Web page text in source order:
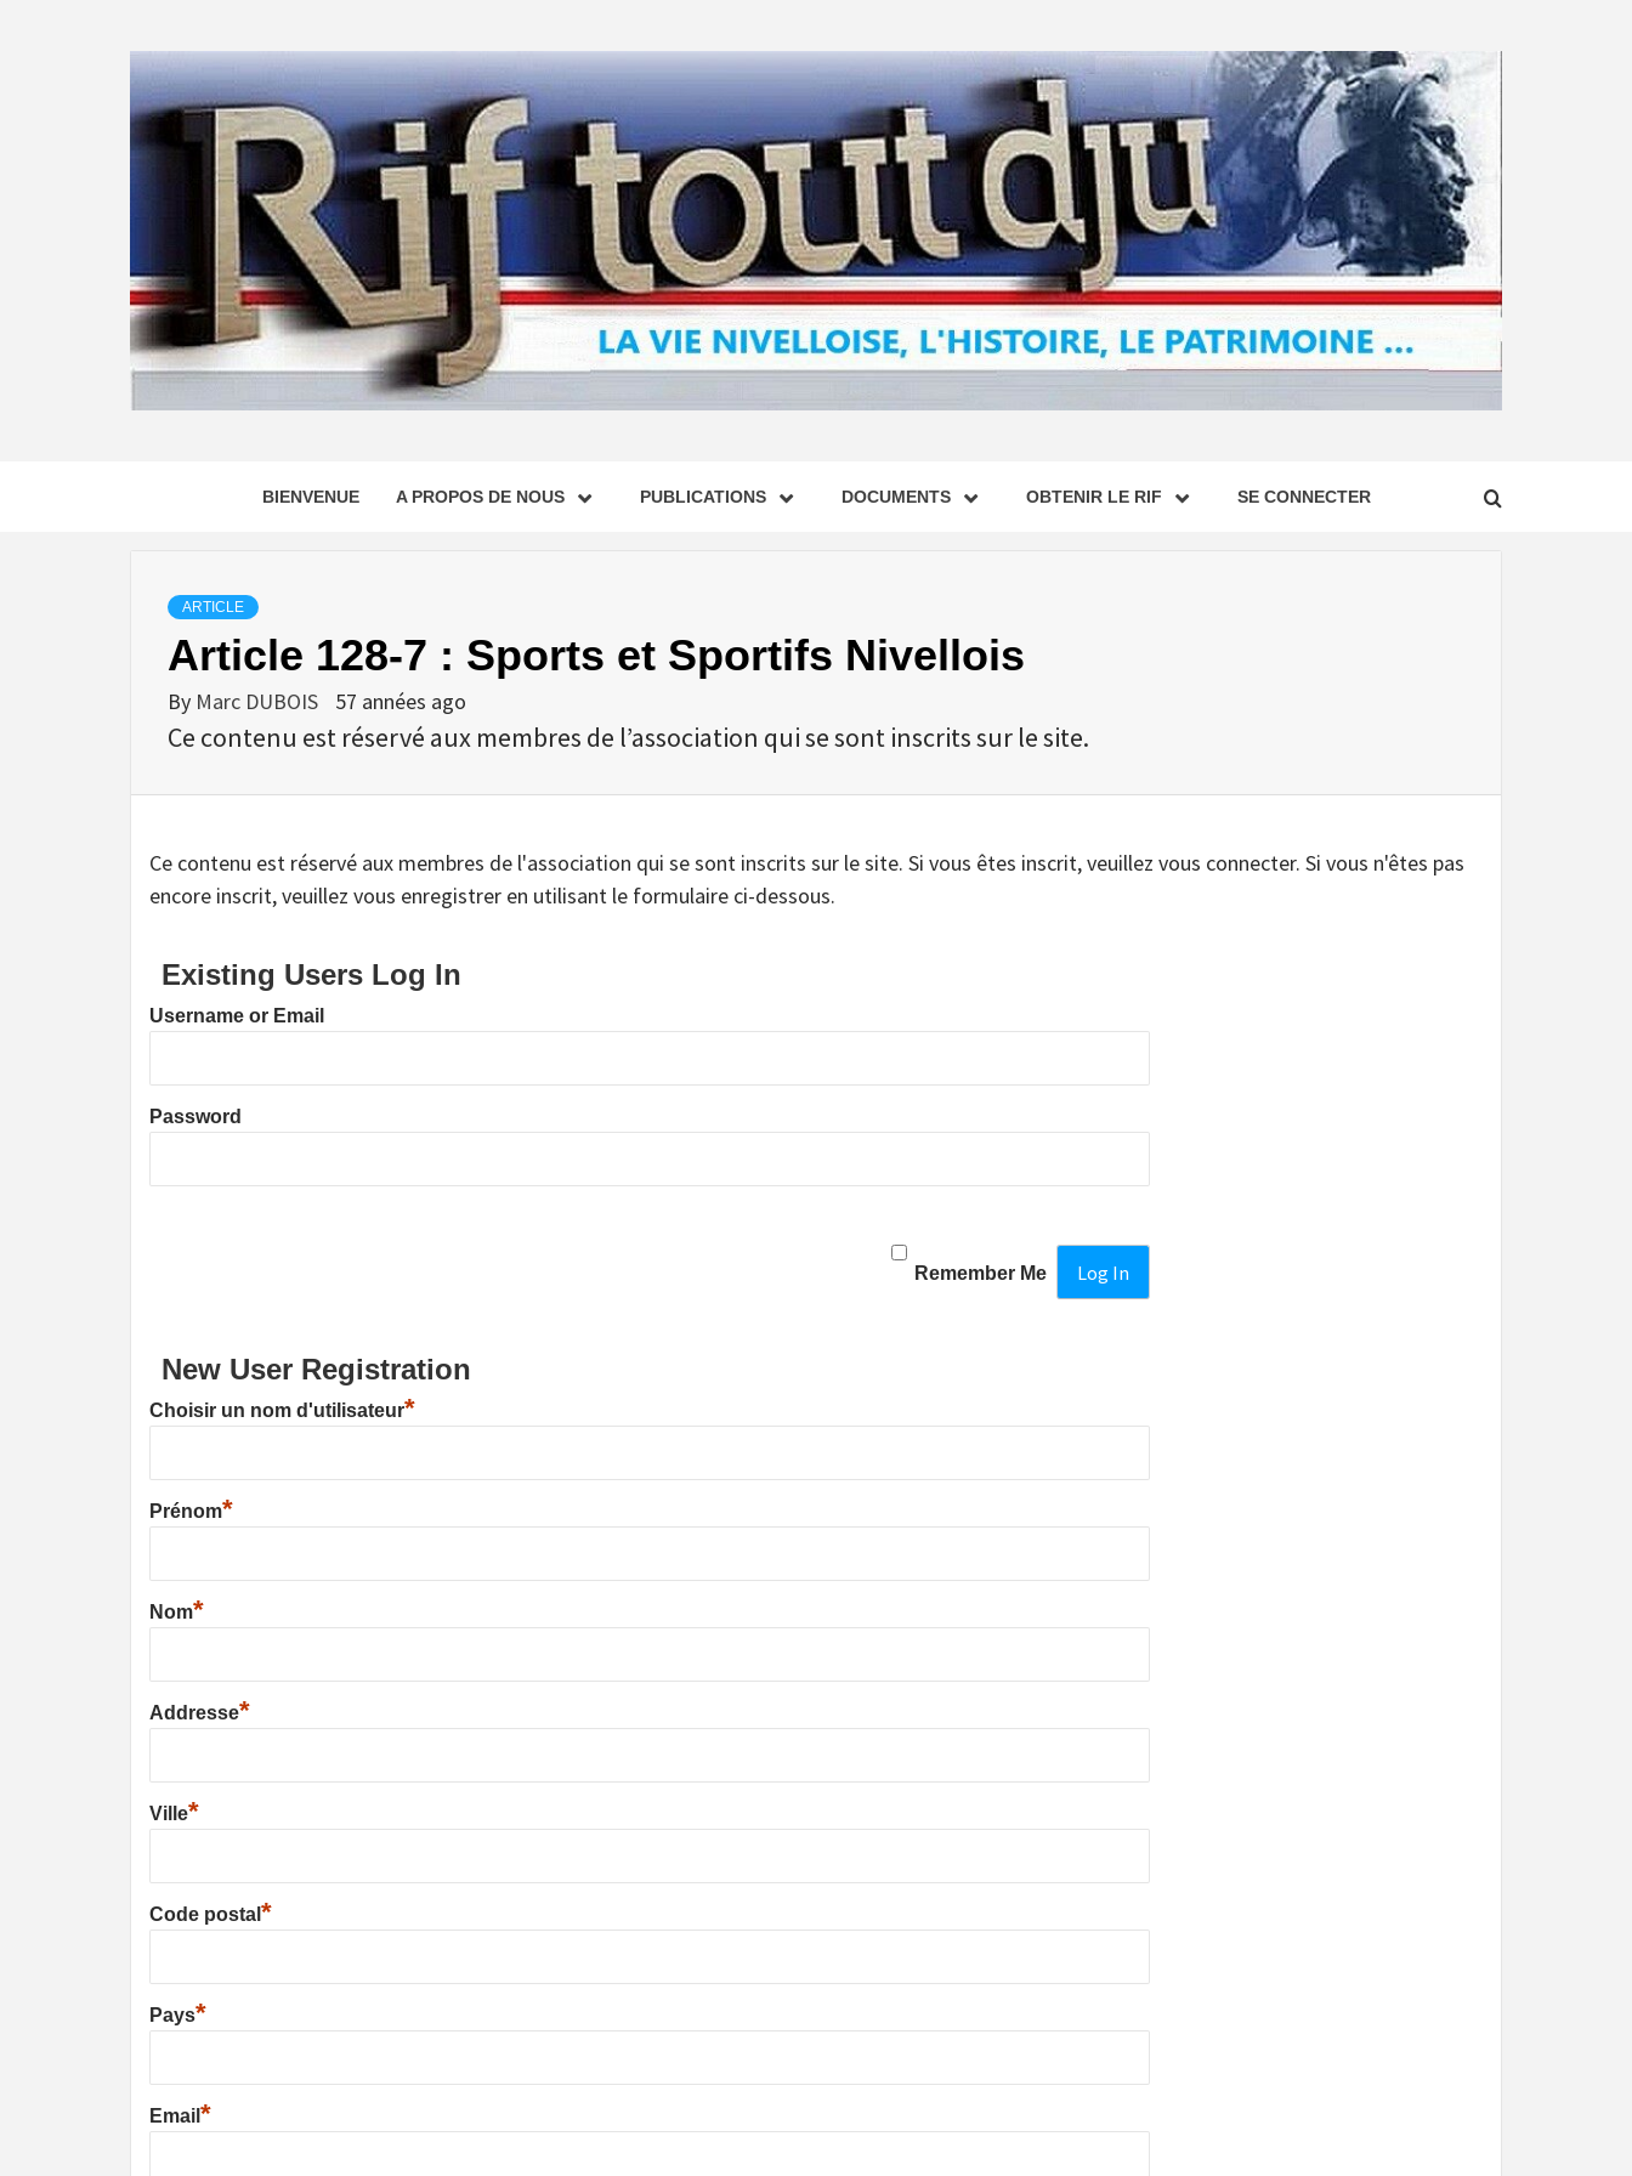
BIENVENUE A PROPOS DE NOUS PUBLICATIONS DOCUMENTS OBTENIR LE RIF SE CONNECTER
ARTICLE
Article 128-7 : Sports et Sportifs Nivellois
By Marc DUBOIS 57 années ago
Ce contenu est réservé aux membres de l’association qui se sont inscrits sur le site.
Ce contenu est réservé aux membres de l'association qui se sont inscrits sur le site. Si vous êtes inscrit, veuillez vous connecter. Si vous n'êtes pas
encore inscrit, veuillez vous enregistrer en utilisant le formulaire ci-dessous.
Existing Users Log In
Username or Email
Password
Remember Me
New User Registration
Choisir un nom d'utilisateur*
Prénom*
Nom*
Addresse*
Ville*
Code postal *
Pays*
Email *